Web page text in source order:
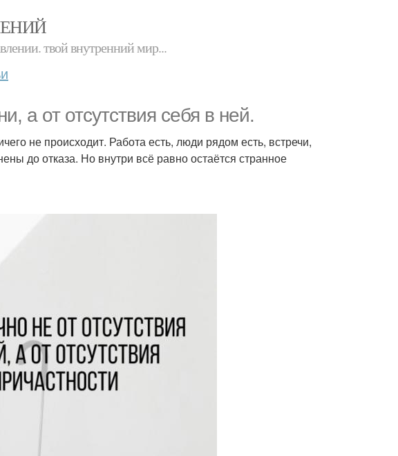
твой внутренний мир...
а от отсутствия себя в ней.
не происходит. Работа есть, люди рядом есть, встречи,
до отказа. Но внутри всё равно остаётся странное